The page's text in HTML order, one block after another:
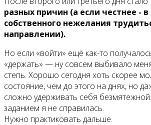
разных причин (а если честнее - в
собственного нежелания
направлении).
Но если «войти» ещё как-то
«держать» — ну совсем выбивало
степь. Хорошо сегодня хоть скорее
состояние, чем до этого на днях, но
сложно удерживать себя
заданием я не справилась.
Нужно практиковать дальше.